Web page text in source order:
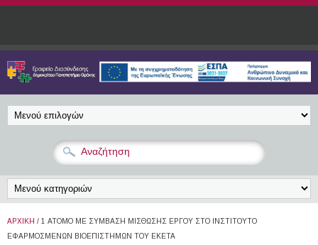
Παράκαμψη προς το κυρίως περιεχόμενο
ΑΡΧΙΚΉ / 1 ΆΤΟΜΟ ΜΕ ΣΎΜΒΑΣΗ ΜΊΣΘΩΣΗΣ ΈΡΓΟΥ ΣΤΟ ΙΝΣΤΙΤΟΎΤΟ
ΕΦΑΡΜΟΣΜΈΝΩΝ ΒΙΟΕΠΙΣΤΗΜΏΝ ΤΟΥ ΕΚΕΤΑ